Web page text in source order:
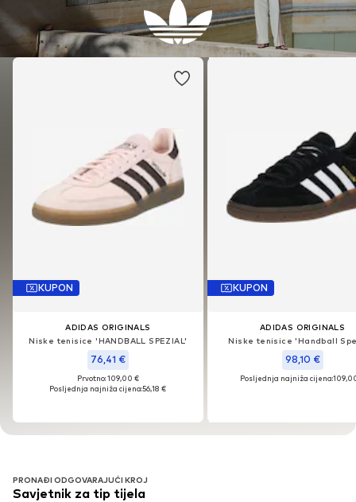
KUPON
ADIDAS ORIGINALS
Niske tenisice 'HANDBALL SPEZIAL'
76,41 €
Prvotno: 109,00 €
Posljednja najniža cijena:56,18 €
KUPON
ADIDAS ORIGINALS
Niske tenisice 'Handball
98,10 €
Posljednja najniža cijena:
KUPON
ADIDAS ORIGINALS
Niske tenisice 'HANDBALL SPEZIAL'
76,41 €
Prvotno: 109,00 €
Posljednja najniža cijena:56,18 €
KUPON
ADIDAS ORIGINALS
Niske tenisice 'Handball
98,10 €
Posljednja najniža cijena:
PRONAĐI ODGOVARAJUĆI KROJ
Savjetnik za tip tijela